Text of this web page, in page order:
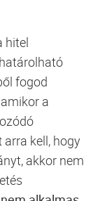
hitel
fogod
amikor a
arra kell, hogy
akkor nem